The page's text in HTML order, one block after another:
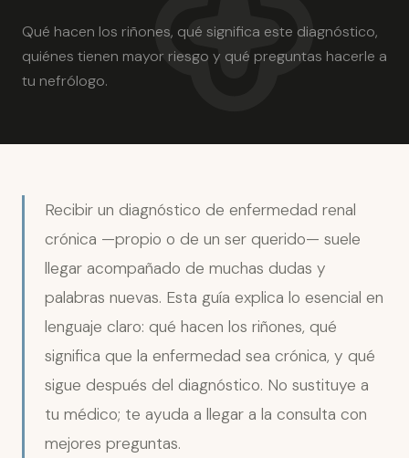
Qué hacen los riñones, qué significa este diagnóstico,
quiénes tienen mayor riesgo y qué preguntas hacerle a
tu nefrólogo.
Recibir un diagnóstico de enfermedad renal
crónica —propio o de un ser querido— suele
llegar acompañado de muchas dudas y
palabras nuevas. Esta guía explica lo esencial en
lenguaje claro: qué hacen los riñones, qué
significa que la enfermedad sea crónica, y qué
sigue después del diagnóstico. No sustituye a
tu médico; te ayuda a llegar a la consulta con
mejores preguntas.